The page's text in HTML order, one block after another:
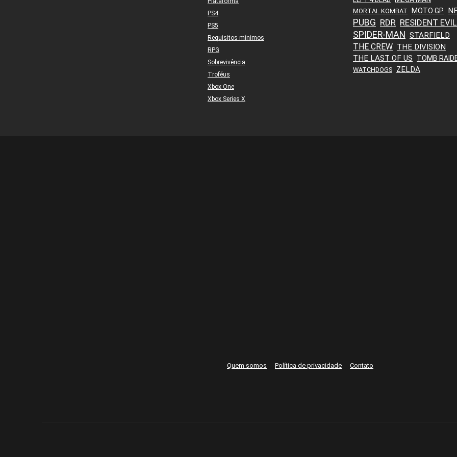
PS4
PS5
Requisitos mínimos
RPG
Sobrevivência
Troféus
Xbox One
Xbox Series X
MORTAL KOMBAT MOTO GP
PUBG RDR RESIDENT EVIL
SPIDER-MAN STARFIELD
THE CREW THE DIVISION
THE LAST OF US
TOMB
WATCHDOGS ZELDA
Quem somos Política de privacidade Contato